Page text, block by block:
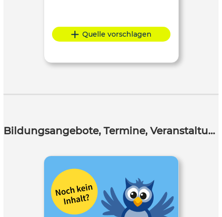
Quelle vorschlagen
Bildungsangebote, Termine, Veranstaltungen